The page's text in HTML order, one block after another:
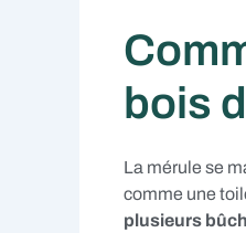
bois
La mérule se
comme une
plusieurs